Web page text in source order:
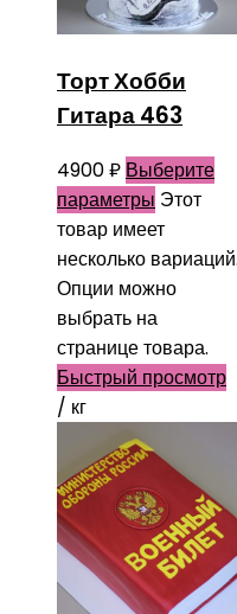
Торт Хобби
Гитара 463
4900₽ Выберите
параметры Этот
товар имеет
несколько вариаций.
Опции можно
выбрать на
странице товара.
Быстрый просмотр
/ кг